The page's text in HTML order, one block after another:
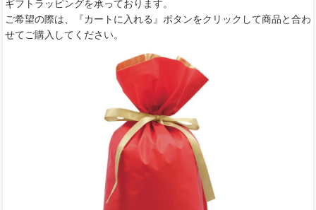
ギフトラッピングを承っております。
ご希望の際は、『カートに入れる』ボタンをクリックして商品と合わ
せてご購入してください。